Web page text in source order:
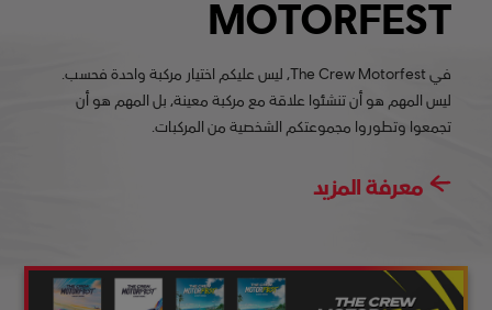
MOTORFEST
في The Crew Motorfest، ليس عليكم اختيار مركبة واحدة فحسب.
ليس المهم هو أن تنشئوا علاقة مع مركبة معينة، بل المهم هو أن
تجمعوا وتطوروا مجموعتكم الشخصية من المركبات.
معرفة المزيد